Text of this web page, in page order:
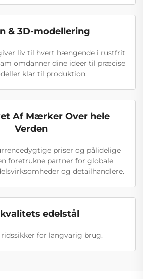
& 3D-modellering
liv til hvert hængende i rustfrit
omdanner dine ideer til præcise
klar til produktion.
Af Mærker Over hele
Verden
priser og pålidelige
foretrukne partner for globale
og detailhandlere.
edelstål
for langvarig brug.